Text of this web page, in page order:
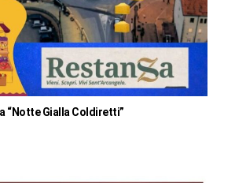
“Notte Gialla Coldiretti”